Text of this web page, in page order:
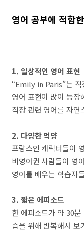
영어 공부에 적합
1. 일상적인 영어 표현
“Emily in Paris”는 직
영어 표현이 많이 등장
직장 관련 영어를 자연
2. 다양한 억양
프랑스인 캐릭터들이
비영어권 사람들이 영
영어를 배우는 학습자
3. 짧은 에피소드
한 에피소드가 약 30
습을 위해 반복해서 보